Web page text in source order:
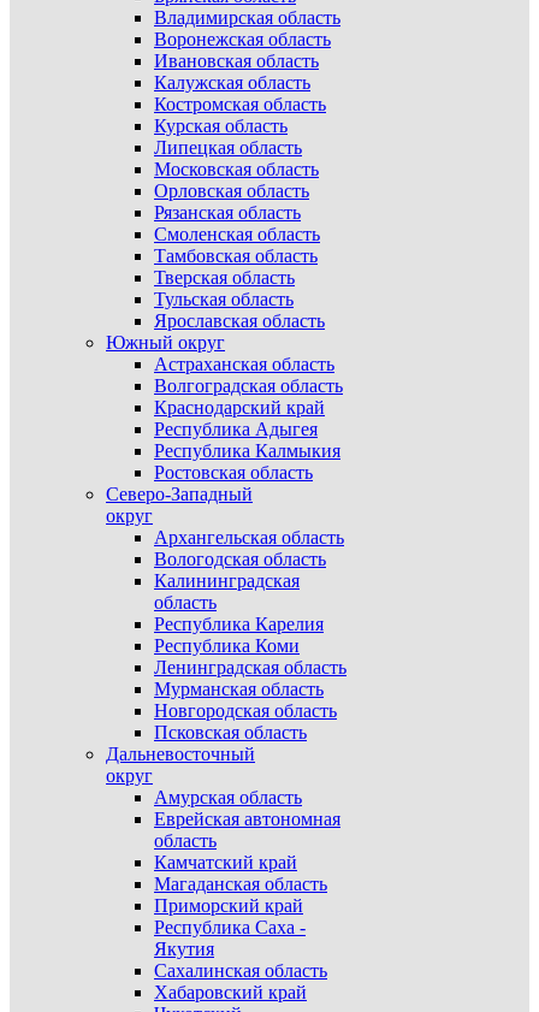
Владимирская область
Воронежская область
Ивановская область
Калужская область
Костромская область
Курская область
Липецкая область
Московская область
Орловская область
Рязанская область
Смоленская область
Тамбовская область
Тверская область
Тульская область
Ярославская область
Южный округ
Астраханская область
Волгоградская область
Краснодарский край
Республика Адыгея
Республика Калмыкия
Ростовская область
Северо-Западный
округ
Архангельская область
Вологодская область
Калининградская
область
Республика Карелия
Республика Коми
Ленинградская область
Мурманская область
Новгородская область
Псковская область
Дальневосточный
округ
Амурская область
Еврейская автономная
область
Камчатский край
Магаданская область
Приморский край
Республика Саха -
Якутия
Сахалинская область
Хабаровский край